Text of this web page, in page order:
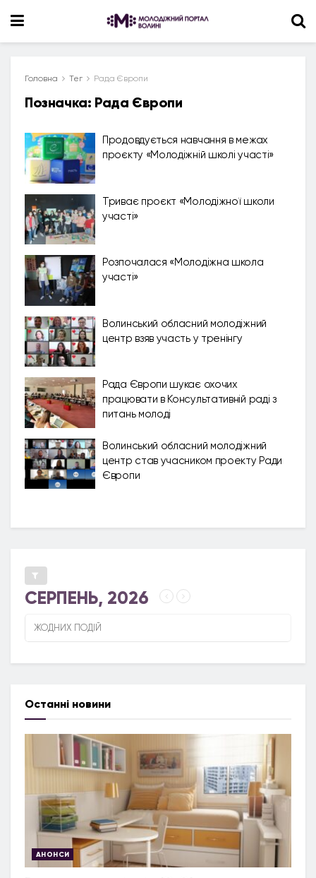
Головна Тег Рада Європи
Позначка: Рада Європи
Продовдується навчання в межах
проєкту «Молодіжній школі участі»
Триває проєкт «Молодіжної школи
участі»
Розпочалася «Молодіжна школа
участі»
Волинський обласний молодіжний
центр взяв участь у тренінгу
Рада Європи шукає охочих
працювати в Консультативній раді з
питань молоді
Волинський обласний молодіжний
центр став учасником проекту Ради
Європи
СЕРПЕНЬ, 2026
ЖОДНИХ ПОДІЙ
Останні новини
АНОНСИ